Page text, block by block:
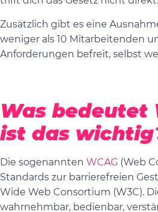
Zusätzlich gibt es eine
weniger als 10 Mitarbeitenden
Anforderungen befreit, selbst
Was bedeutet
ist das
Die sogenannten WCAG (Web
Standards zur barrierefreien
Wide Web Consortium (W3C).
wahrnehmbar, bedienbar,